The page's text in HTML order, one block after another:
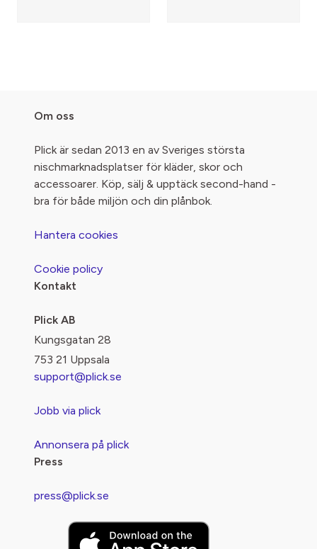
Om oss
Plick är sedan 2013 en av Sveriges största
nischmarknadsplatser för kläder, skor och
accessoarer. Köp, sälj & upptäck second-hand -
bra för både miljön och din plånbok.
Hantera cookies
Cookie policy
Kontakt
Plick AB
Kungsgatan 28
753 21 Uppsala
support@plick.se
Jobb via plick
Annonsera på plick
Press
press@plick.se